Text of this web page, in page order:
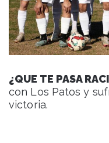
¿QUE TE PASA
con Los Patos y
victoria.